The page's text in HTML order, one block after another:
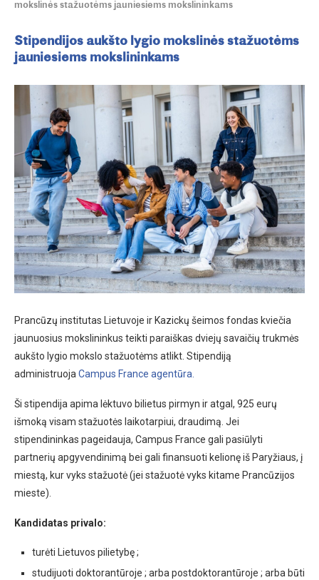
mokslinės stažuotėms jauniesiems mokslininkams
Stipendijos aukšto lygio mokslinės stažuotėms
jauniesiems mokslininkams
Prancūzų institutas Lietuvoje ir Kazickų šeimos fondas kviečia
jaunuosius mokslininkus teikti paraiškas dviejų savaičių trukmės
aukšto lygio mokslo stažuotėms atlikt. Stipendiją
administruojaCampus France agentūra.
Ši stipendija apima lėktuvo bilietus pirmyn ir atgal, 925 eurų
išmoką visam stažuotės laikotarpiui, draudimą. Jei
stipendininkas pageidauja, Campus France gali pasiūlyti
partnerių apgyvendinimą bei gali finansuoti kelionę iš Paryžiaus, į
miestą, kur vyks stažuotė (jei stažuotė vyks kitame Prancūzijos
mieste).
Kandidatas privalo:
turėti Lietuvos pilietybę ;
studijuoti doktorantūroje ; arba postdoktorantūroje ; arba būti